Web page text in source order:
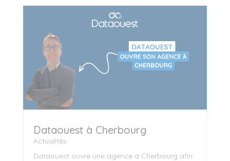
Dataouest à Cherbourg
Actualités
Dataouest ouvre une agence à Cherbourg afin